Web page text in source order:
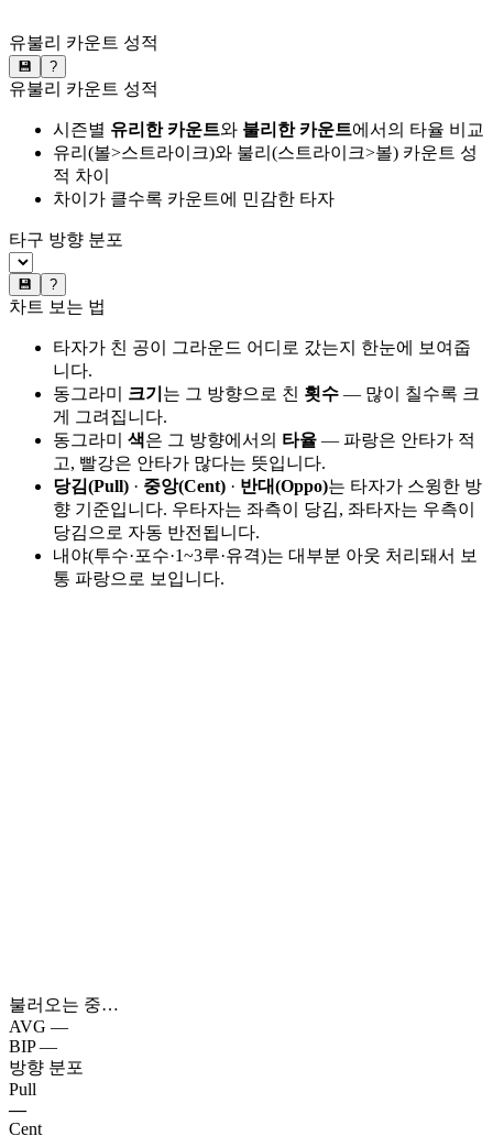
유불리 카운트 성적
💾 ?
유불리 카운트 성적
시즌별 유리한 카운트와 불리한 카운트에서의 타율 비교
유리(볼>스트라이크)와 불리(스트라이크>볼) 카운트 성
적 차이
차이가 클수록 카운트에 민감한 타자
타구 방향 분포
💾 ?
차트 보는 법
타자가 친 공이 그라운드 어디로 갔는지 한눈에 보여줍
니다.
동그라미 크기 는 그 방향으로 친 횟수 — 많이 칠수록 크
게 그려집니다.
동그라미 색은 그 방향에서의 타율 — 파랑은 안타가 적
고, 빨강은 안타가 많다는 뜻입니다.
당김(Pull) · 중앙(Cent) · 반대(Oppo)는 타자가 스윙한 방
향 기준입니다. 우타자는 좌측이 당김, 좌타자는 우측이
당김으로 자동 반전됩니다.
내야(투수·포수·1~3루·유격)는 대부분 아웃 처리돼서 보
통 파랑으로 보입니다.
불러오는 중…
AVG —
BIP —
방향 분포
Pull
—
Cent